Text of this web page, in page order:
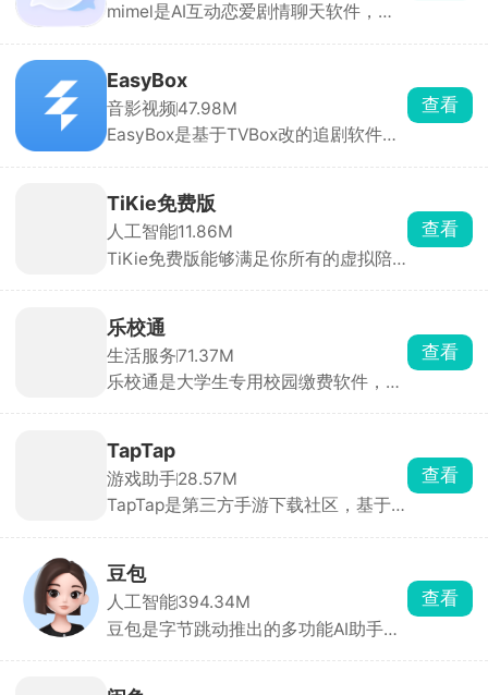
mimel是AI互动恋爱剧情聊天软件，角
点开就能一对一私聊。也可以自定义创
建专属AI，从零打造专属虚拟伴侣，所
有互动剧情全由你掌控。
EasyBox
音影视频47.98M
EasyBox是基于TVBox改的追剧软件，
线路超方便，高清蓝光随便看，还能投
屏、离线下载。找剧快、更新及时，追
剧党必备。
查看
TiKie免费版
人工智能11.86M
TiKie免费版能够满足你所有的虚拟陪
角色都拥有独特的外貌、性格和聊天风
格，能根据设定与对话内容做出符合人
设的回应，代入感极强。聊天支持文
字、语音输入，也可直接选择AI生成的
查看
乐校通
生活服务71.37M
乐校通是大学生专用校园缴费软件，洗
实体卡、排队充值。需要先选对应学校
实名绑定才能用，充值走微信支付宝，
每一笔花销都能查账单。不少高校澡堂
和食堂都在用，是住校刚需工具。
查看
TapTap
游戏助手28.57M
TapTap是第三方手游下载社区，基于
来自平台实名玩家，帮助快速种草。云
玩游戏无需下载，点开即玩 30 分钟高
清流式试玩，省存储、低配置也能体验
3A 手游。每款游戏自带论坛，支持图
查看
豆包
人工智能394.34M
豆包是字节跳动推出的多功能AI助手，
解用户问题，提供直击重点的答案。支
查看